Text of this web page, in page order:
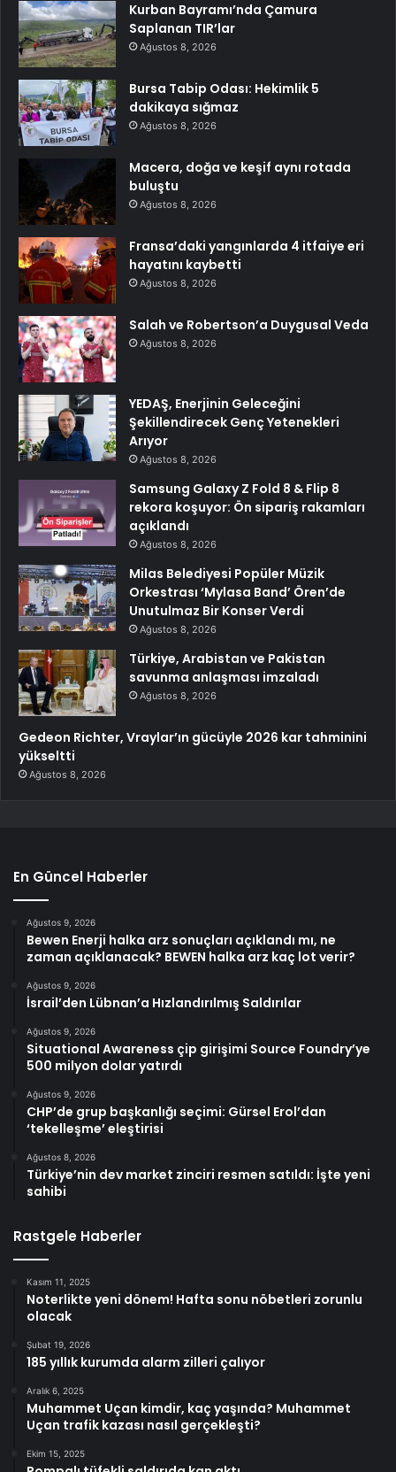
Kurban Bayramı’nda Çamura
Saplanan TIR’lar
Ağustos 8, 2026
Bursa Tabip Odası: Hekimlik 5
dakikaya sığmaz
Ağustos 8, 2026
Macera, doğa ve keşif aynı rotada
buluştu
Ağustos 8, 2026
Fransa’daki yangınlarda 4 itfaiye eri
hayatını kaybetti
Ağustos 8, 2026
Salah ve Robertson’a Duygusal Veda
Ağustos 8, 2026
YEDAŞ, Enerjinin Geleceğini
Şekillendirecek Genç Yetenekleri
Arıyor
Ağustos 8, 2026
Samsung Galaxy Z Fold 8 & Flip 8
rekora koşuyor: Ön sipariş rakamları
açıklandı
Ağustos 8, 2026
Milas Belediyesi Popüler Müzik
Orkestrası ‘Mylasa Band’ Ören’de
Unutulmaz Bir Konser Verdi
Ağustos 8, 2026
Türkiye, Arabistan ve Pakistan
savunma anlaşması imzaladı
Ağustos 8, 2026
Gedeon Richter, Vraylar’ın gücüyle 2026 kar tahminini
yükseltti
Ağustos 8, 2026
En Güncel Haberler
Ağustos 9, 2026
Bewen Enerji halka arz sonuçları açıklandı mı, ne
zaman açıklanacak? BEWEN halka arz kaç lot verir?
Ağustos 9, 2026
İsrail’den Lübnan’a Hızlandırılmış Saldırılar
Ağustos 9, 2026
Situational Awareness çip girişimi Source Foundry’ye
500 milyon dolar yatırdı
Ağustos 9, 2026
CHP’de grup başkanlığı seçimi: Gürsel Erol’dan
‘tekelleşme’ eleştirisi
Ağustos 8, 2026
Türkiye’nin dev market zinciri resmen satıldı: İşte yeni
sahibi
Rastgele Haberler
Kasım 11, 2025
Noterlikte yeni dönem! Hafta sonu nöbetleri zorunlu
olacak
Şubat 19, 2026
185 yıllık kurumda alarm zilleri çalıyor
Aralık 6, 2025
Muhammet Uçan kimdir, kaç yaşında? Muhammet
Uçan trafik kazası nasıl gerçekleşti?
Ekim 15, 2025